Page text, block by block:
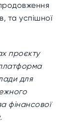
та успішної
проєкту
для
фінансової